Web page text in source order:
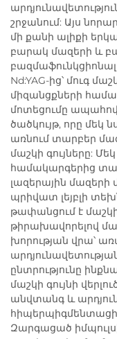
շրջանում: Այս
մի քանի ալիքի
բարակ մազերի և
Nd:YAG-ից՝ մուգ
միզանցքների
մոտեցումը
ծածկույթ, որը մեկ
առնում տարբեր
մաշկի գույները:
համակարգերից
լազերային
պրիվատ լեյբլի
թափանցում է
թիրախավորելով
խորության վրա՝
ընտրությունը
մաշկի գույնի
անվտանգ և
Զարգացած